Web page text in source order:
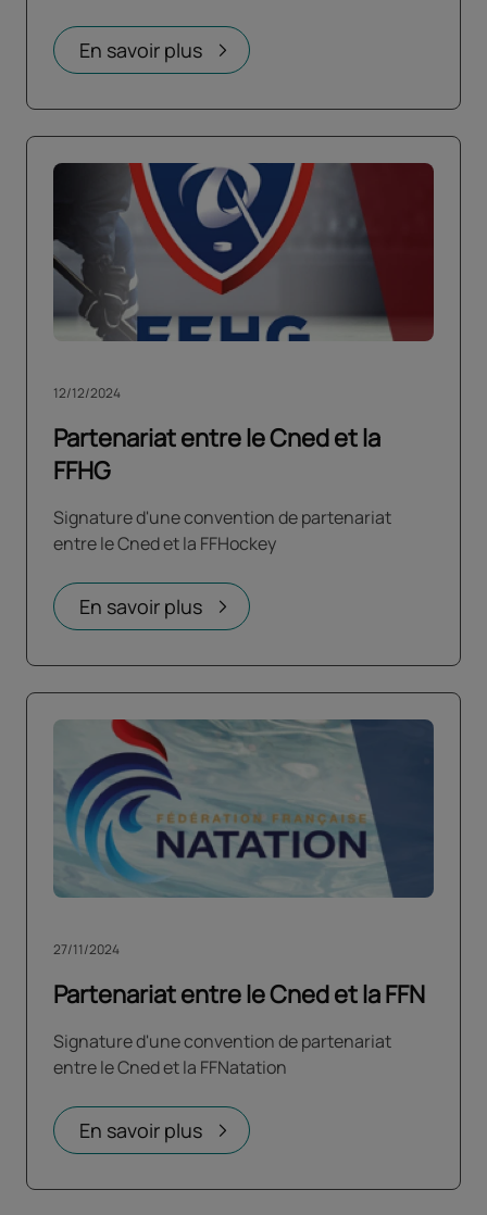
En savoir plus
Partenariat entre le Cned et la
FFHG
12/12/2024
Signature d'une convention de partenariat
entre le Cned et la FFHockey
En savoir plus
Partenariat entre le Cned et la FFN
27/11/2024
Signature d'une convention de partenariat
entre le Cned et la FFNatation
En savoir plus